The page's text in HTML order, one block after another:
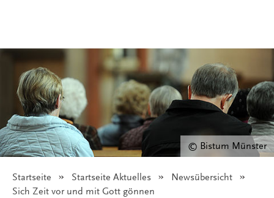
© Bistum Münster
Startseite Startseite Aktuelles
Newsübersicht
Angezeigt:
Sich Zeit vor und mit Gott gönnen